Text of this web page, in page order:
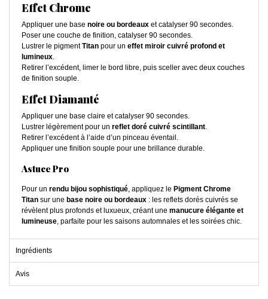
Effet Chrome
Appliquer une base noire ou bordeaux et catalyser 90 secondes.
Poser une couche de finition, catalyser 90 secondes.
Lustrer le pigmentTitan pour un effet miroir cuivré profond et
lumineux.
Retirer l’excédent, limer le bord libre, puis sceller avec deux couches
de finition souple.
Effet Diamanté
Appliquer une base claire et catalyser 90 secondes.
Lustrer légèrement pour un reflet doré cuivré scintillant.
Retirer l’excédent à l’aide d’un pinceau éventail.
Appliquer une finition souple pour une brillance durable.
Astuce Pro
Pour un rendu bijou sophistiqué, appliquez le Pigment Chrome
Titan sur une base noire ou bordeaux : les reflets dorés cuivrés se
révèlent plus profonds et luxueux, créant une manucure élégante et
lumineuse, parfaite pour les saisons automnales et les soirées chic.
Ingrédients
Avis